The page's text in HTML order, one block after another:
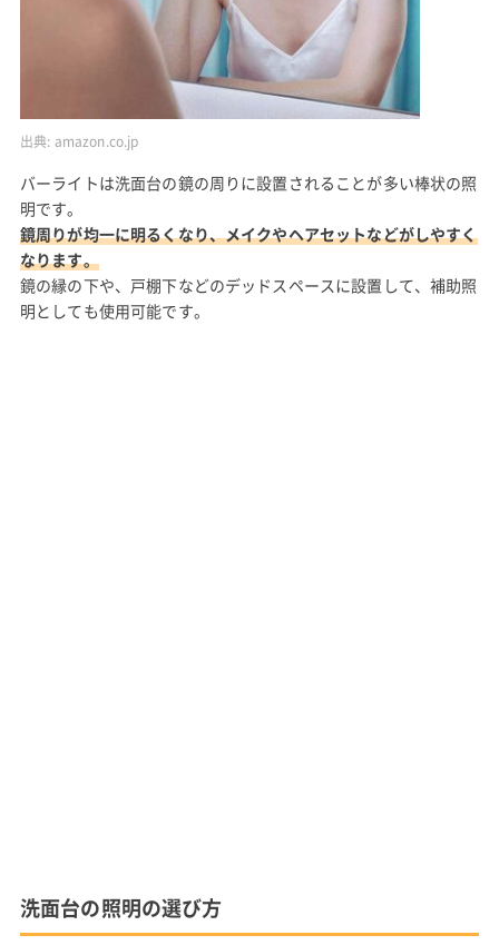
出典: amazon.co.jp
バーライトは洗面台の鏡の周りに設置されることが多い棒状の照
明です。
鏡周りが均一に明るくなり、メイクやヘアセットなどがしやすく
なります。
鏡の縁の下や、戸棚下などのデッドスペースに設置して、補助照
明としても使用可能です。
洗面台の照明の選び方